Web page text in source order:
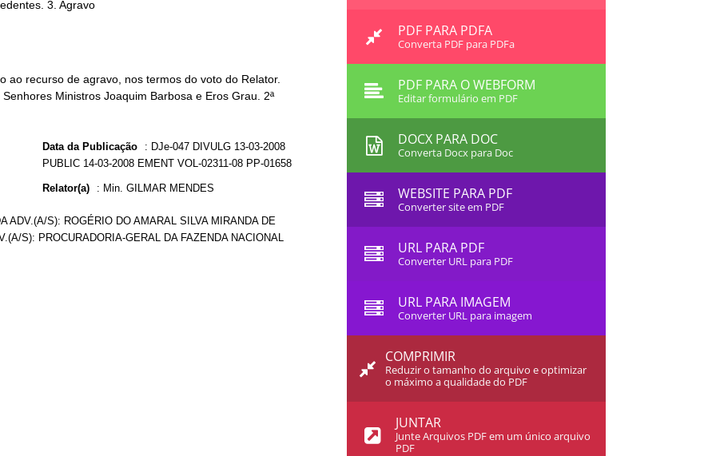
ao recurso de agravo, nos termos do voto do Relator.
Ministros Joaquim Barbosa e Eros Grau. 2ª
Data da Publicação : DJe-047 DIVULG 13-03-2008
PUBLIC 14-03-2008 EMENT VOL-02311-08 PP-01658
Relator(a) : Min. GILMAR MENDES
ADV.(A/S): ROGÉRIO DO AMARAL SILVA MIRANDA DE
S): PROCURADORIA-GERAL DA FAZENDA NACIONAL
PDF PARA PDFA
Converta PDF para PDFa
PDF PARA O WEBFORM
Editar formulário em PDF
DOCX PARA DOC
Converta Docx para Doc
WEBSITE PARA PDF
Converter site em PDF
URL PARA PDF
Converter URL para PDF
URL PARA IMAGEM
Converter URL para imagem
COMPRIMIR
Reduzir o tamanho do arquivo e optimizar
o máximo a qualidade do PDF
JUNTAR
Junte Arquivos PDF em um único arquivo
PDF